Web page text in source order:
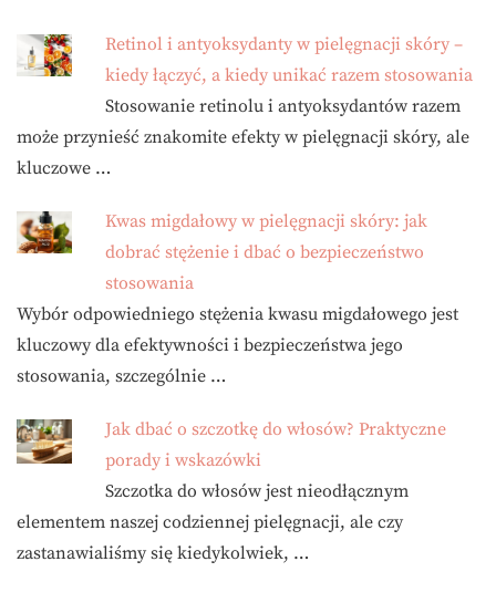
Retinol i antyoksydanty w pielęgnacji skóry –
kiedy łączyć, a kiedy unikać razem stosowania
Stosowanie retinolu i antyoksydantów razem
może przynieść znakomite efekty w pielęgnacji skóry, ale
kluczowe …
Kwas migdałowy w pielęgnacji skóry: jak
dobrać stężenie i dbać o bezpieczeństwo
stosowania
Wybór odpowiedniego stężenia kwasu migdałowego jest
kluczowy dla efektywności i bezpieczeństwa jego
stosowania, szczególnie …
Jak dbać o szczotkę do włosów? Praktyczne
porady i wskazówki
Szczotka do włosów jest nieodłącznym
elementem naszej codziennej pielęgnacji, ale czy
zastanawialiśmy się kiedykolwiek, …